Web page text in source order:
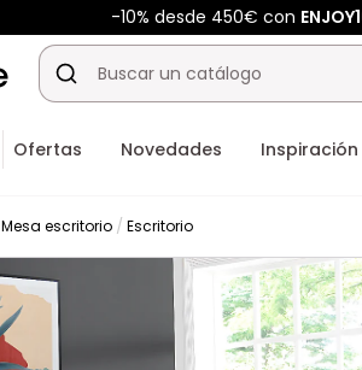
-10% desde 450€ con
Ofertas Novedades
Mesa escritorio Escritorio